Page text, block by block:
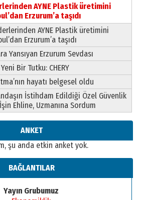
bıraktığı hatıralarıyla
Faruk Terzioğlu!
Çarşamba
Erzurum’a
proje daha!
2026 Pazar
AYNE Plastik üretimini
Erzurum’a taşıdı
AYNE Plastik üretimini
Erzurum’a taşıdı
Yansıyan Erzurum Sevdası
Bir Tutku: CHERY
hayatı belgesel oldu
İstihdam Edildiği Özel Güvenlik
Ehline, Uzmanına Sordum
ANKET
şu anda etkin anket yok.
BAĞLANTILAR
Yayın Grubumuz